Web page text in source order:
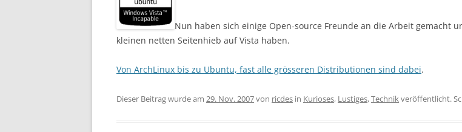
Nun haben sich einige Open-source Freunde an die Arbeit gemacht
kleinen netten Seitenhieb auf Vista haben.
Von ArchLinux bis zu Ubuntu, fast alle grösseren Distributionen sind dabei.
Dieser Beitrag wurde am 29. Nov. 2007von ricdes in Kurioses, Lustiges,Technikveröffentlicht.